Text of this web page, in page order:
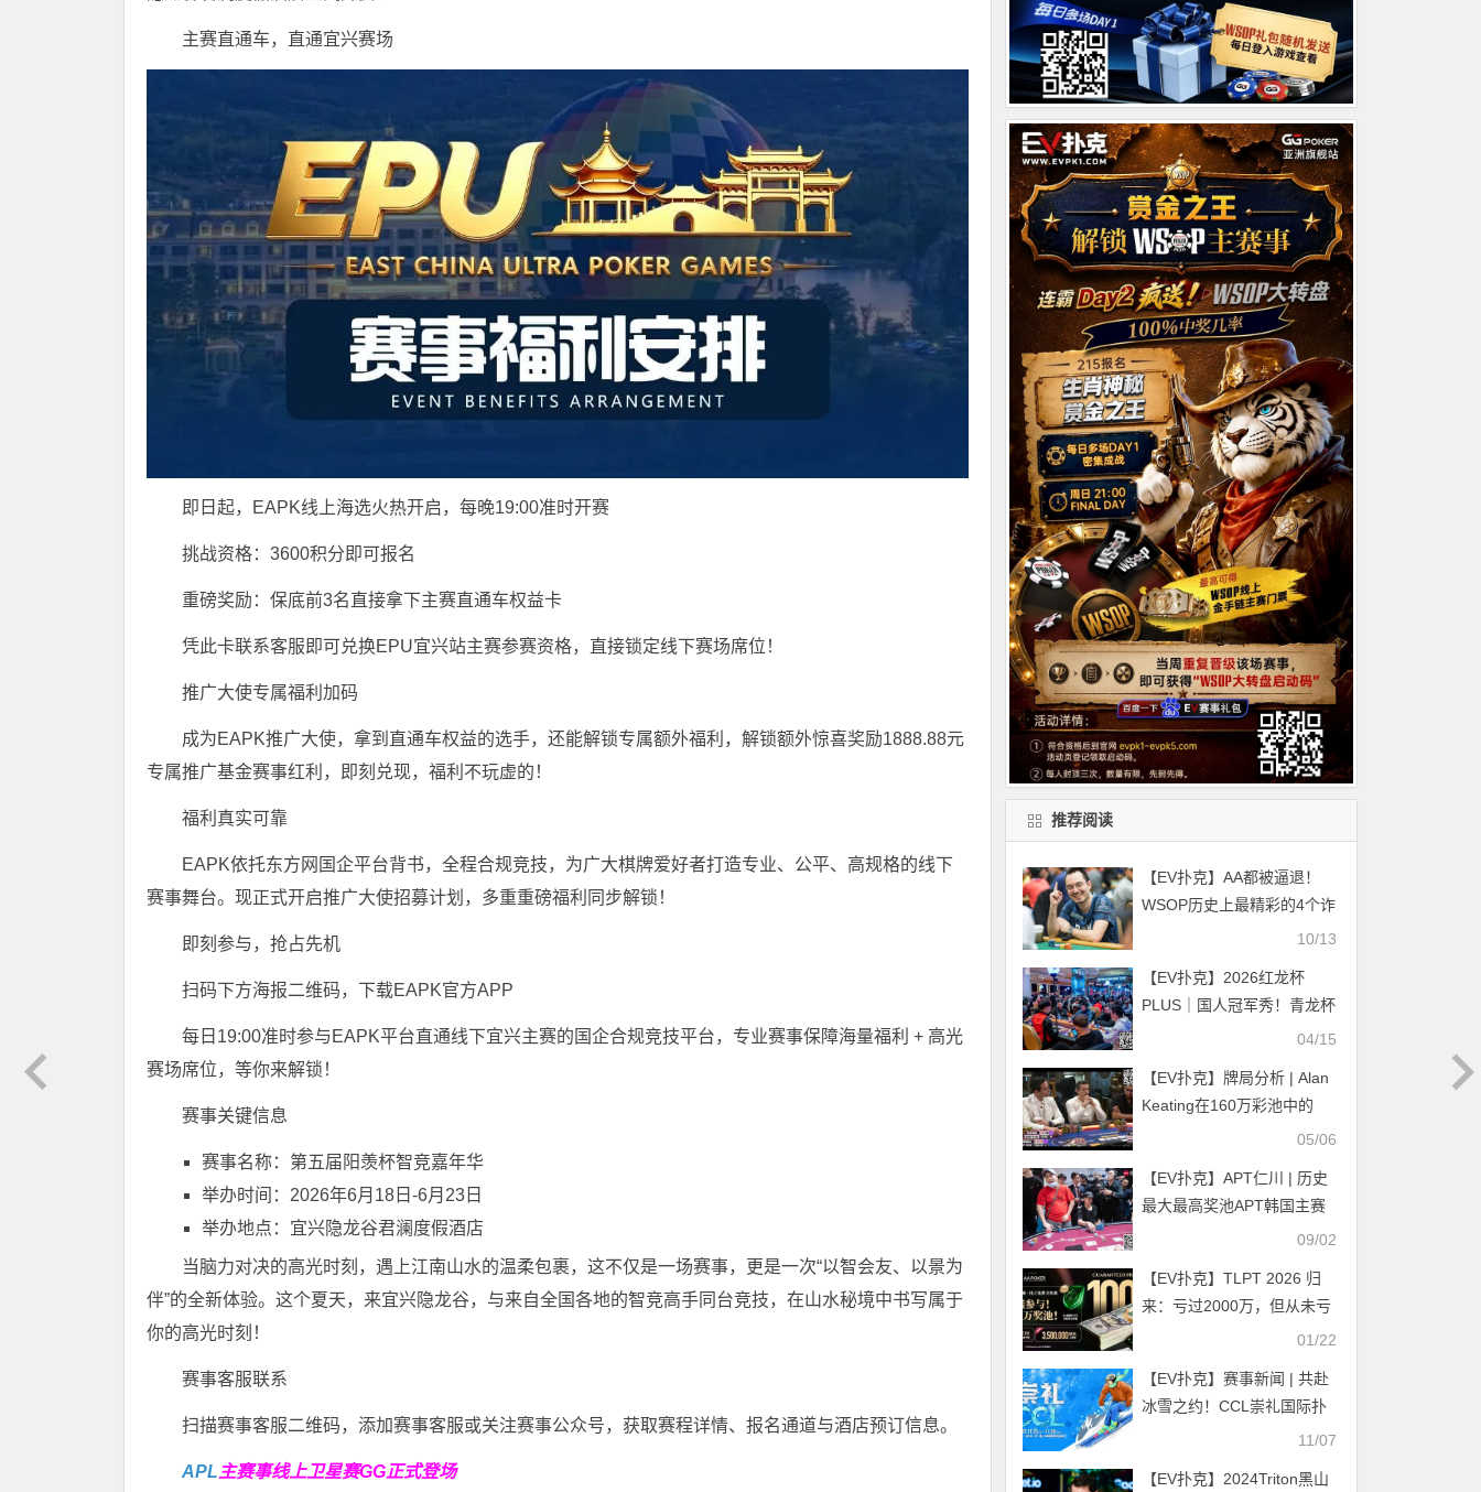
主赛直通车，直通宜兴赛场
即日起，EAPK线上海选火热开启，每晚19:00准时开赛
挑战资格：3600积分即可报名
重磅奖励：保底前3名直接拿下主赛直通车权益卡
凭此卡联系客服即可兑换EPU宜兴站主赛参赛资格，直接锁定线下赛场席位！
推广大使专属福利加码
成为EAPK推广大使，拿到直通车权益的选手，还能解锁专属额外福利，解锁额外惊喜奖励1888.88元
专属推广基金赛事红利，即刻兑现，福利不玩虚的！
福利真实可靠
EAPK依托东方网国企平台背书，全程合规竞技，为广大棋牌爱好者打造专业、公平、高规格的线下
赛事舞台。现正式开启推广大使招募计划，多重重磅福利同步解锁！
即刻参与，抢占先机
扫码下方海报二维码，下载EAPK官方APP
每日19:00准时参与EAPK平台直通线下宜兴主赛的国企合规竞技平台，专业赛事保障海量福利 + 高光
赛场席位，等你来解锁！
赛事关键信息
赛事名称：第五届阳羡杯智竞嘉年华
举办时间：2026年6月18日-6月23日
举办地点：宜兴隐龙谷君澜度假酒店
当脑力对决的高光时刻，遇上江南山水的温柔包裹，这不仅是一场赛事，更是一次“以智会友、以景为
伴”的全新体验。这个夏天，来宜兴隐龙谷，与来自全国各地的智竞高手同台竞技，在山水秘境中书写属于
你的高光时刻！
赛事客服联系
扫描赛事客服二维码，添加赛事客服或关注赛事公众号，获取赛程详情、报名通道与酒店预订信息。
APL 主赛事线上卫星赛GG正式登场
推荐阅读
【EV扑克】AA都被逼退！
WSOP历史上最精彩的4个诈
10/13
【EV扑克】2026红龙杯
PLUS｜国人冠军秀！青龙杯
PLUS 746人次参赛，俞翔宇
04/15
【EV扑克】牌局分析 | Alan
Keating在160万彩池中的
05/06
【EV扑克】APT仁川 | 历史
最大最高奖池APT韩国主赛
事；澳洲 Aaron Lim 领头09/02
【EV扑克】TLPT 2026 归
来：亏过2000万，但从未亏
01/22
【EV扑克】赛事新闻 | 共赴
冰雪之约！CCL崇礼国际扑
克大赛赛事发布（11月2511/07
【EV扑克】2024Triton黑山